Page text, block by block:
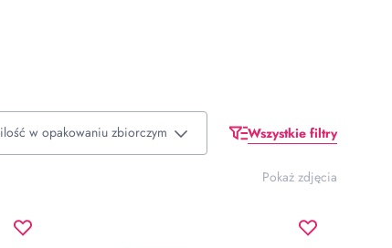
ilość w opakowaniu zbiorczym Wszystkie filtry
Pokaż zdjęcia